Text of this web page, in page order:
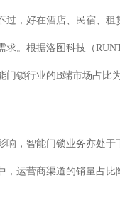
过，好在酒店、民宿、租
求。根据洛图科技（
门锁行业的B端市场占比
响，智能门锁业务亦处于
，运营商渠道的销量占比